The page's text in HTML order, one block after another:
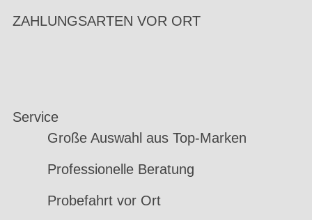
ZAHLUNGSARTEN VOR ORT
Service
Große Auswahl aus Top-Marken
Professionelle Beratung
Probefahrt vor Ort